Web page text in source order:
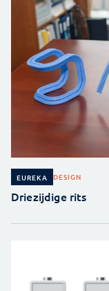
EUREKA DESIGN
Driezijdige rits